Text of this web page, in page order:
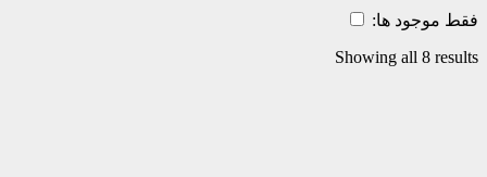
فقط موجود ها:
Showing all 8 results